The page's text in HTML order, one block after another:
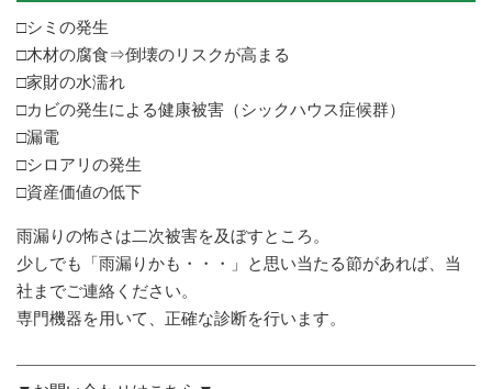
□シミの発生
□木材の腐食⇒倒壊のリスクが高まる
□家財の水濡れ
□カビの発生による健康被害（シックハウス症候群）
□漏電
□シロアリの発生
□資産価値の低下
雨漏りの怖さは二次被害を及ぼすところ。
少しでも「雨漏りかも・・・」と思い当たる節があれば、当
社までご連絡ください。
専門機器を用いて、正確な診断を行います。